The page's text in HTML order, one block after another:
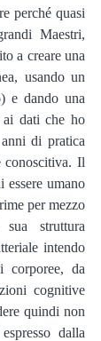
perché quasi
Maestri,
a creare una
usando un
e dando una
ai dati che ho
di pratica
conoscitiva. Il
essere umano
per mezzo
struttura
intendo
corporee, da
cognitive
quindi non
dalla